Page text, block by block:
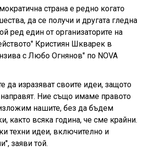
страна е редно когато
да се получи и другата гледна
ред един от организаторите на
Кристиян Шкварек в
с Любо Огнянов" по NOVA
да изразяват своите идеи, защото
Ние също имаме правото
нашите, без да бъдем
както всяка година, че сме крайни.
техни идеи, включително и
заяви той.